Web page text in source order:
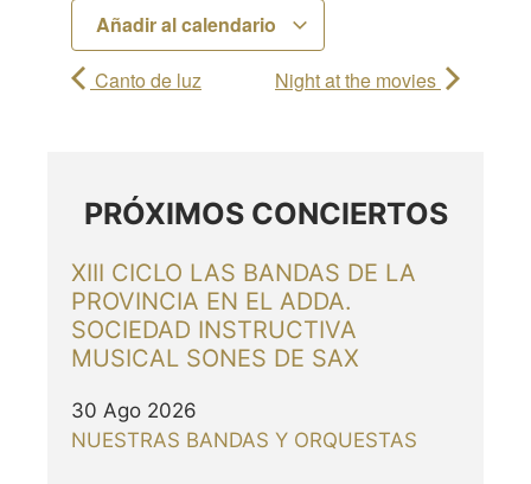
Añadir al calendario
Canto de luz Night at the movies
PRÓXIMOS CONCIERTOS
XIII CICLO LAS BANDAS DE LA
PROVINCIA EN EL ADDA.
SOCIEDAD INSTRUCTIVA
MUSICAL SONES DE SAX
30 Ago 2026
NUESTRAS BANDAS Y ORQUESTAS